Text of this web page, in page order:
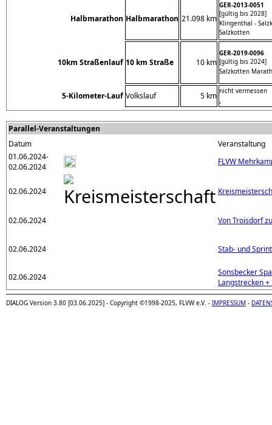
Halbmarathon Halbmarathon 21.098 km
GER-2013-0051
[gültig bis 2028]
Klingenthal -
Salzkotten
10km Straßenlauf 10 km Straße 10 km
GER-2019-0096
[gültig bis 2024]
Salzkotten
5-Kilometer-Lauf Volkslauf 5 km nicht vermessen
,
Parallel-Veranstaltungen
Datum
Veranstaltung
01.06.2024-
02.06.2024
FLVW
02.06.2024
02.06.2024 Von Troisdorf
02.06.2024 Stab- und
02.06.2024
Sonsbecker
Langstrecken
DIALOG Version 3.80 [03.06.2025] - Copyright ©1998-2025, FLVW e.V. - IMPRESSUM -